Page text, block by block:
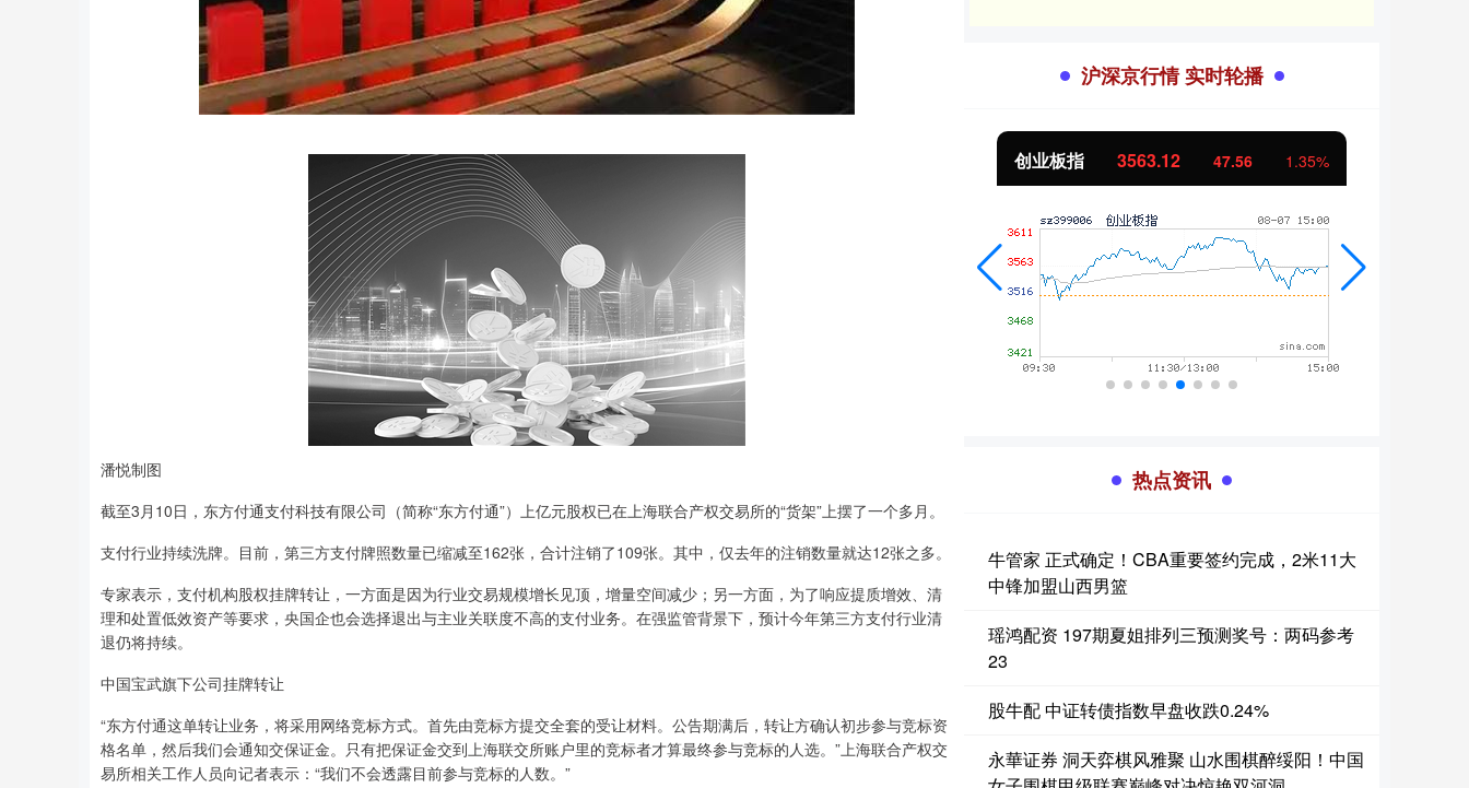
潘悦制图
截至3月10日，东方付通支付科技有限公司（简称“东方付通”）上亿元股权已在上海联合产权交易所的“货架”上摆了一个多月。
支付行业持续洗牌。目前，第三方支付牌照数量已缩减至162张，合计注销了109张。其中，仅去年的注销数量就达12张之多。
专家表示，支付机构股权挂牌转让，一方面是因为行业交易规模增长见顶，增量空间减少；另一方面，为了响应提质增效、清
理和处置低效资产等要求，央国企也会选择退出与主业关联度不高的支付业务。在强监管背景下，预计今年第三方支付行业清
退仍将持续。
中国宝武旗下公司挂牌转让
“东方付通这单转让业务，将采用网络竞标方式。首先由竞标方提交全套的受让材料。公告期满后，转让方确认初步参与竞标资
格名单，然后我们会通知交保证金。只有把保证金交到上海联交所账户里的竞标者才算最终参与竞标的人选。”上海联合产权交
易所相关工作人员向记者表示：“我们不会透露目前参与竞标的人数。”
沪深京行情 实时轮播
4694.44 43.13 0.93% 北证50 1134.24 创业板指 3563.12 47.56 1.35%
热点资讯
牛管家 正式确定！CBA重要签约完成，2米11大
中锋加盟山西男篮
瑶鸿配资 197期夏姐排列三预测奖号：两码参考
23
股牛配 中证转债指数早盘收跌0.24%
永華证券 洞天弈棋风雅聚 山水围棋醉绥阳！中国